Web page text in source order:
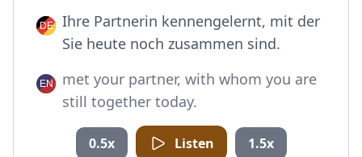
Ihre Partnerin kennengelernt, mit der
Sie heute noch zusammen sind.
met your partner, with whom you are
still together today.
0.5x Listen 1.5x